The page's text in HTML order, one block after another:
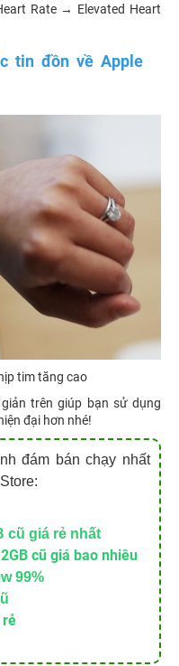
Rate → Elevated Heart
tin đồn về Apple
tim tăng cao
trên giúp bạn sử dụng
đại hơn nhé!
đám bán chạy nhất
cũ giá rẻ nhất
cũ giá bao nhiêu
99%
rẻ